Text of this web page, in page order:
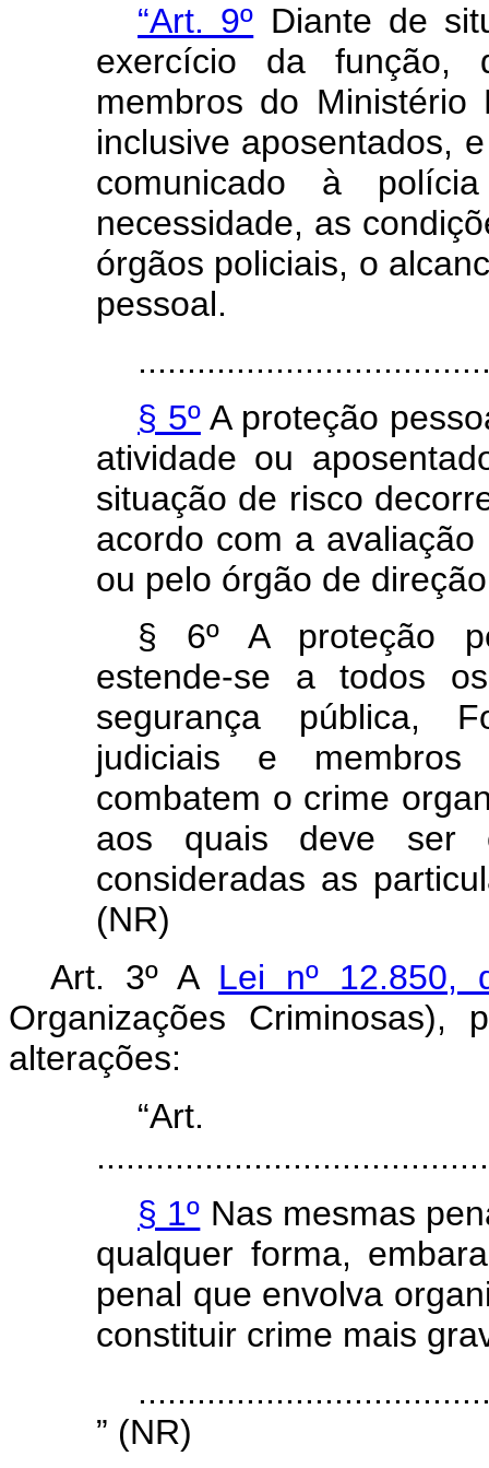
“Art. 9º Diante de
exercício da função,
membros do
inclusive aposentados,
comunicado à
necessidade, as
órgãos policiais, o
pessoal.
§ 5ºA proteção
atividade ou
situação de risco
acordo com a
ou pelo órgão de
§ 6º A proteção
estende-se a todos
segurança pública,
judiciais e
combatem o crime
aos quais deve ser
consideradas as
(NR)
Art. 3º A Lei nº 12.850,
Organizações
alterações:
§ 1º Nas mesmas
qualquer forma,
penal que envolva
constituir crime mais
” (NR)